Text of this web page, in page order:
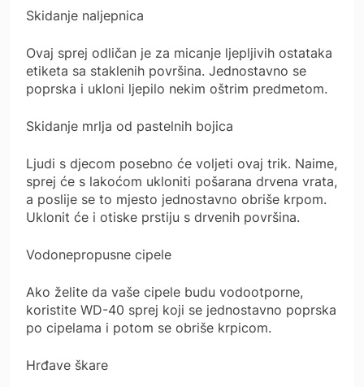
Skidanje naljepnica
Ovaj sprej odličan je za micanje ljepljivih ostataka
etiketa sa staklenih površina. Jednostavno se
poprska i ukloni ljepilo nekim oštrim predmetom.
Skidanje mrlja od pastelnih bojica
Ljudi s djecom posebno će voljeti ovaj trik. Naime,
sprej će s lakoćom ukloniti pošarana drvena vrata,
a poslije se to mjesto jednostavno obriše krpom.
Uklonit će i otiske prstiju s drvenih površina.
Vodonepropusne cipele
Ako želite da vaše cipele budu vodootporne,
koristite WD-40 sprej koji se jednostavno poprska
po cipelama i potom se obriše krpicom.
Hrđave škare